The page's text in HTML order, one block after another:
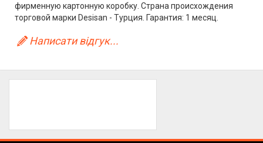
фирменную картонную коробку. Страна происхождения
торговой марки Desisan - Турция. Гарантия: 1 месяц.
Написати відгук...